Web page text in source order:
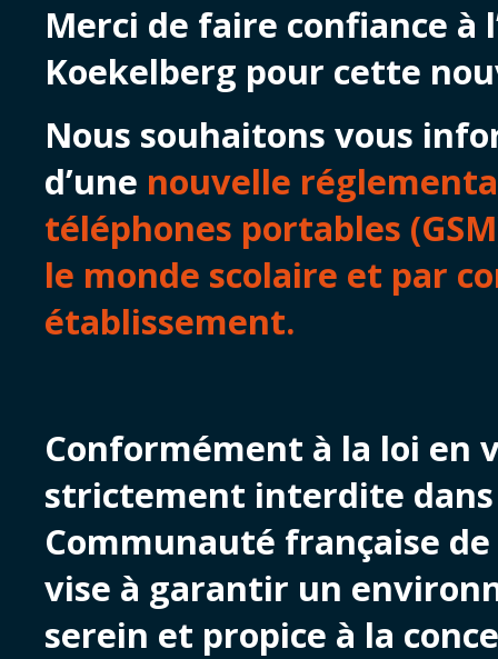
Merci de faire confiance à
Koekelberg pour cette
Nous souhaitons vous
d’une nouvelle
téléphones portables
le monde scolaire et par
établissement.
Conformément à la loi
strictement interdite dans
Communauté française
vise à garantir un
serein et propice à la